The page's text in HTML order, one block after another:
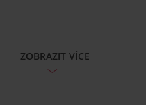
ZOBRAZIT VÍCE